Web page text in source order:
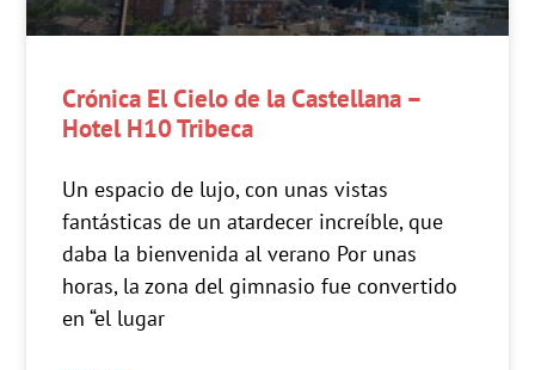
Crónica El Cielo de la Castellana –
Hotel H10 Tribeca
Un espacio de lujo, con unas vistas
fantásticas de un atardecer increíble, que
daba la bienvenida al verano Por unas
horas, la zona del gimnasio fue convertido
en “el lugar